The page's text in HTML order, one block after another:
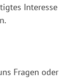
Interesse
Fragen oder